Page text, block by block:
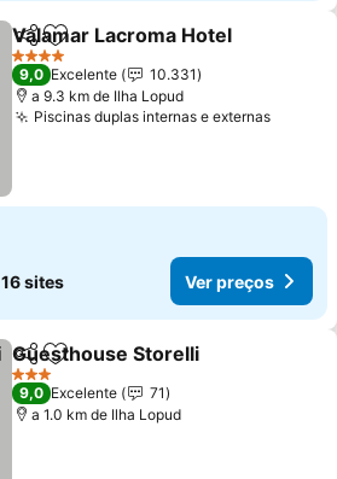
PartilharAdicionar aos favoritos
Valamar Lacroma Hotel
4 Estrelas
9,0 Excelente
10.331
a 9.3 km de Ilha Lopud
Piscinas duplas internas e externas
16 sites Ver preços
PartilharAdicionar aos favoritos
Guesthouse Storelli
3 Estrelas
9,0 Excelente
71
a 1.0 km de Ilha Lopud